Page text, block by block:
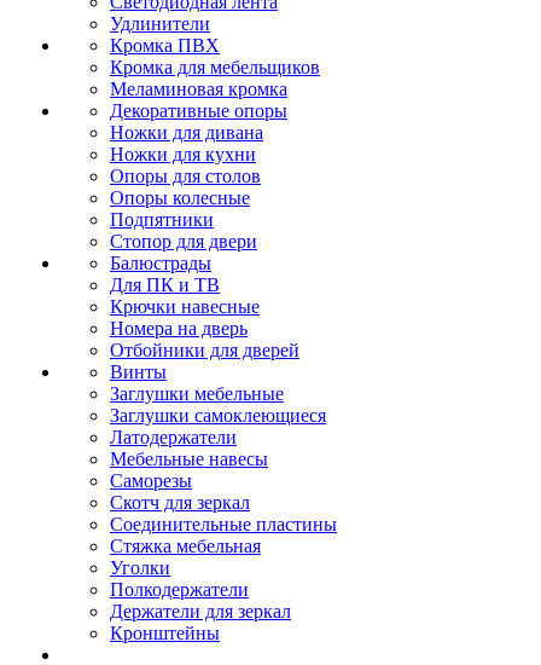
Удлинители
Кромка ПВХ
Кромка для мебельщиков
Меламиновая кромка
Декоративные опоры
Ножки для дивана
Ножки для кухни
Опоры для столов
Опоры колесные
Подпятники
Стопор для двери
Балюстрады
Для ПК и ТВ
Крючки навесные
Номера на дверь
Отбойники для дверей
Винты
Заглушки мебельные
Заглушки самоклеющиеся
Латодержатели
Мебельные навесы
Саморезы
Скотч для зеркал
Соединительные пластины
Стяжка мебельная
Уголки
Полкодержатели
Держатели для зеркал
Кронштейны